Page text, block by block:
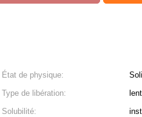
État de physique:
Type de libération:
lent
Solubilité: